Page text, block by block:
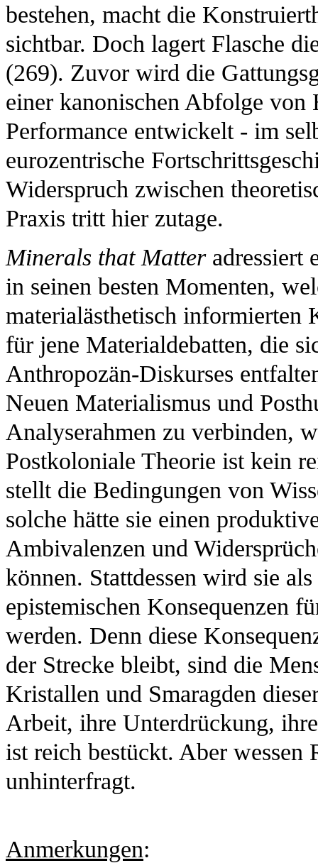
bestehen, macht die
sichtbar. Doch lagert Flasche
(269). Zuvor wird die
einer kanonischen Abfolge
Performance entwickelt - im
eurozentrische
Widerspruch zwischen
Praxis tritt hier zutage.
Minerals that Matteradressiert
in seinen besten Momenten,
materialästhetisch informierten
für jene Materialdebatten, die
Anthropozän-Diskurses
Neuen Materialismus und
Analyserahmen zu verbinden,
Postkoloniale Theorie ist kein
stellt die Bedingungen von
solche hätte sie einen
Ambivalenzen und
können. Stattdessen wird sie
epistemischen Konsequenzen
werden. Denn diese
der Strecke bleibt, sind die
Kristallen und Smaragden
Arbeit, ihre Unterdrückung,
ist reich bestückt. Aber
unhinterfragt.
Anmerkungen: